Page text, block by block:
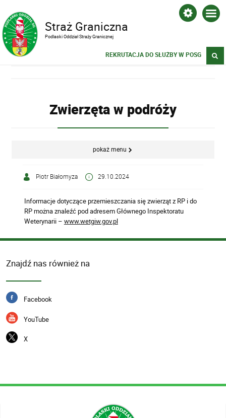
Straż Graniczna
Podlaski Oddział Straży Granicznej
REKRUTACJA DO SŁUŻBY W POSG
Zwierzęta w podróży
pokaż menu
Piotr Białomyza 29.10.2024
Informacje dotyczące przemieszczania się zwierząt z RP i do
RP można znaleźć pod adresem Głównego Inspektoratu
Weterynarii – www.wetgiw.gov.pl
Znajdź nas również na
Facebook
YouTube
X